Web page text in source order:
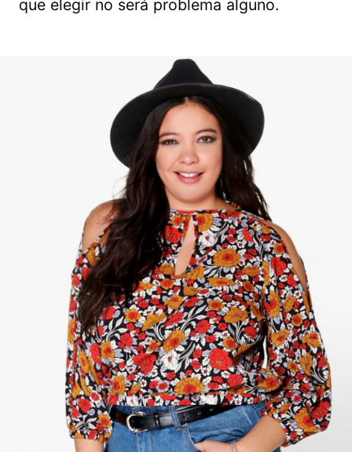
que elegir no será problema alguno.